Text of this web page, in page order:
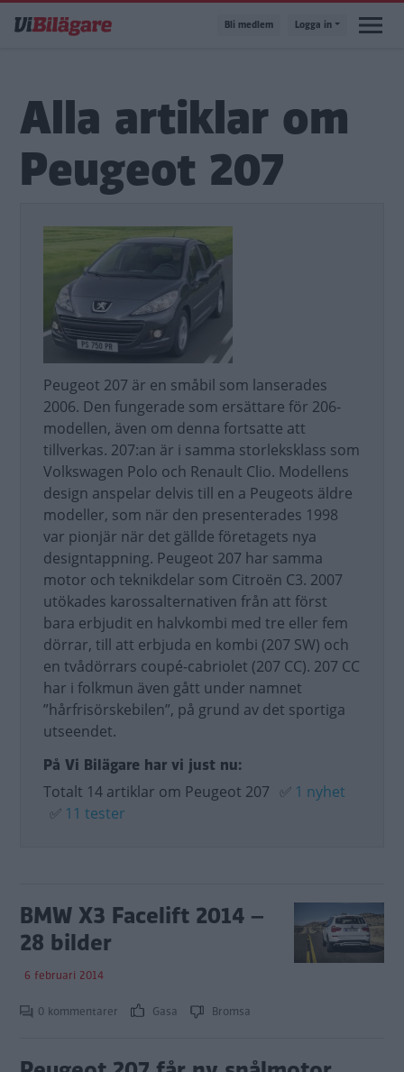
till
Bli medlem Logga in
Alla artiklar om
Peugeot 207
Peugeot 207 är en småbil som lanserades
2006. Den fungerade som ersättare för 206-
modellen, även om denna fortsatte att
tillverkas. 207:an är i samma storleksklass som
Volkswagen Polo och Renault Clio. Modellens
design anspelar delvis till en a Peugeots äldre
modeller, som när den presenterades 1998
var pionjär när det gällde företagets nya
designtappning. Peugeot 207 har samma
motor och teknikdelar som Citroën C3. 2007
utökades karossalternativen från att först
bara erbjudit en halvkombi med tre eller fem
dörrar, till att erbjuda en kombi (207 SW) och
en tvådörrars coupé-cabriolet (207 CC). 207 CC
har i folkmun även gått under namnet
”hårfrisörskebilen”, på grund av det sportiga
utseendet.
På Vi Bilägare har vi just nu:
Totalt 14 artiklar om Peugeot 207 ✅ 1 nyhet
✅ 11 tester
BMW X3 Facelift 2014 –
28 bilder
6 februari 2014
0 kommentarer Gasa Bromsa